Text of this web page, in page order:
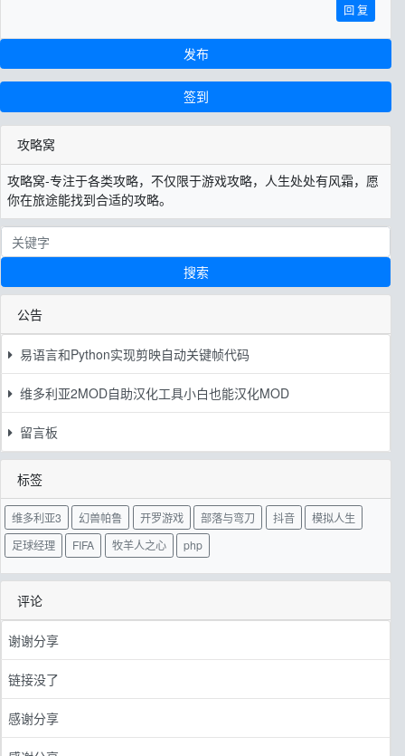
回 复
发布
签到
攻略窝
攻略窝-专注于各类攻略，不仅限于游戏攻略，人生处处有风霜，愿
你在旅途能找到合适的攻略。
搜索
公告
易语言和Python实现剪映自动关键帧代码
维多利亚2MOD自助汉化工具小白也能汉化MOD
留言板
标签
维多利亚3 幻兽帕鲁 开罗游戏 部落与弯刀 抖音
模拟人生
足球经理
FIFA 牧羊人之心 php
评论
谢谢分享
链接没了
感谢分享